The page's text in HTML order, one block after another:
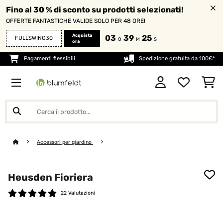
Fino al 30 % di sconto su prodotti selezionati!
OFFERTE FANTASTICHE VALIDE SOLO PER 48 ORE!
FULLSWING30
Acquista
ora
03 O 39 M 24 S
Pagamenti flessibili Spedizione gratuita da 100€*
Accessori per giardino
Heusden Fioriera
22 Valutazioni